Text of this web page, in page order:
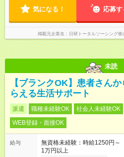
気になる！ 応募す
掲載元企業名 日研トータルソーシング
未読
【ブランクOK】患者さん
らえる生活サポート
派遣 職種未経験OK 社会人未経験OK
WEB登録・面接OK
給与
無資格未経験：時給1250円
1万円以上